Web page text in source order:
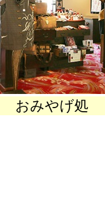
おみやげ処